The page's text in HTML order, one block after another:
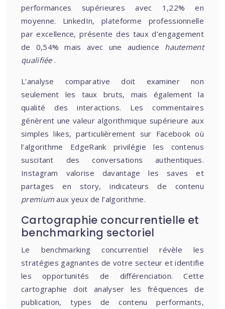
performances supérieures avec 1,22% en
moyenne. LinkedIn, plateforme professionnelle
par excellence, présente des taux d’engagement
de 0,54% mais avec une audience hautement
qualifiée .
L’analyse comparative doit examiner non
seulement les taux bruts, mais également la
qualité des interactions. Les commentaires
génèrent une valeur algorithmique supérieure aux
simples likes, particulièrement sur Facebook où
l’algorithme EdgeRank privilégie les contenus
suscitant des conversations authentiques.
Instagram valorise davantage les saves et
partages en story, indicateurs de contenu
premiumaux yeux de l’algorithme.
Cartographie concurrentielle et
benchmarking sectoriel
Le benchmarking concurrentiel révèle les
stratégies gagnantes de votre secteur et identifie
les opportunités de différenciation. Cette
cartographie doit analyser les fréquences de
publication, types de contenu performants,